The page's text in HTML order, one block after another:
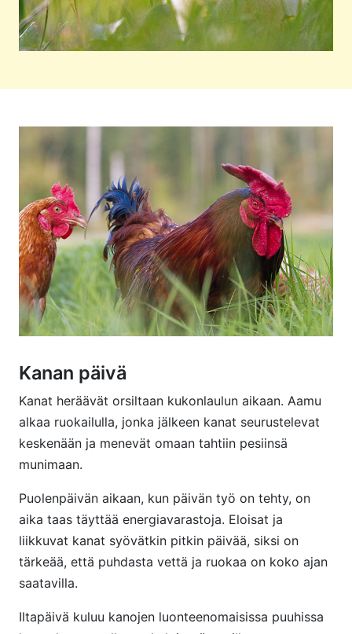
Kanan päivä
Kanat heräävät orsiltaan kukonlaulun aikaan. Aamu
alkaa ruokailulla, jonka jälkeen kanat seurustelevat
keskenään ja menevät omaan tahtiin pesiinsä
munimaan.
Puolenpäivän aikaan, kun päivän työ on tehty, on
aika taas täyttää energiavarastoja. Eloisat ja
liikkuvat kanat syövätkin pitkin päivää, siksi on
tärkeää, että puhdasta vettä ja ruokaa on koko ajan
saatavilla.
Iltapäivä kuluu kanojen luonteenomaisissa puuhissa